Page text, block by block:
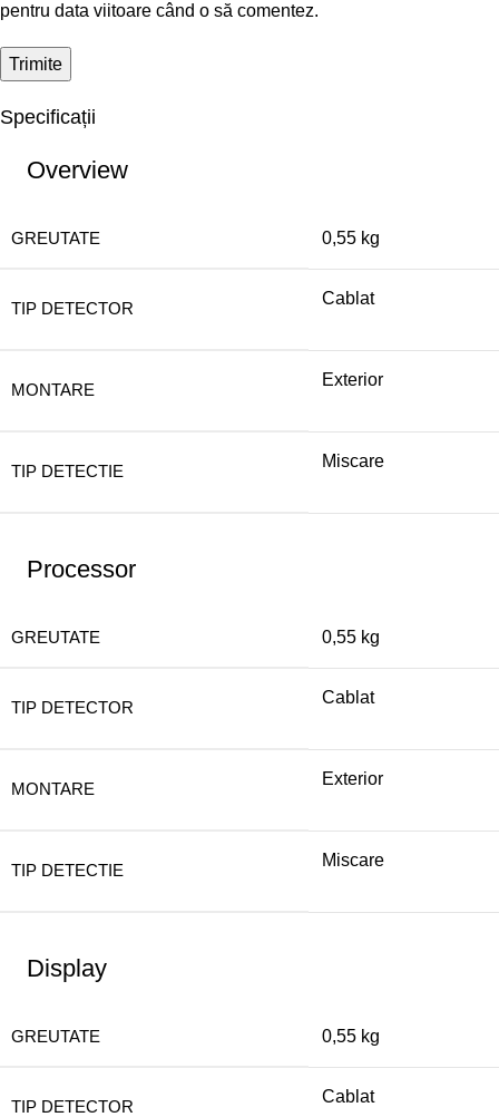
pentru data viitoare când o să comentez.
Specificații
Overview
GREUTATE 0,55 kg
TIP DETECTOR
Cablat
MONTARE
Exterior
TIP DETECTIE
Miscare
Processor
GREUTATE 0,55 kg
TIP DETECTOR
Cablat
MONTARE
Exterior
TIP DETECTIE
Miscare
Display
GREUTATE 0,55 kg
TIP DETECTOR
Cablat